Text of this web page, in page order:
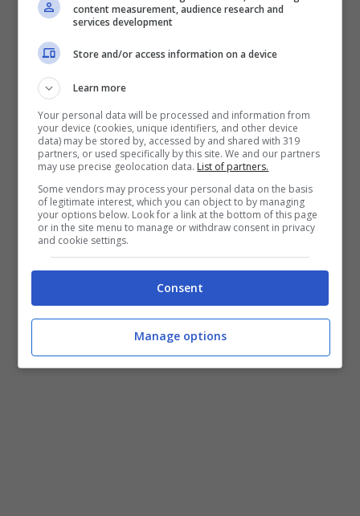
E’ noto cheRoma,MilaneJuventussiano
alla ricerca di un nuovo allenatore a cui
quotazioni. Ma a quanto pare potrebbero non
essere le sole realtà a cercare un tecnico. In
tal senso, stando a quanto raccontato da
Fiorentina
starebbe continuando a
riflettere, nonostante gli ultimi risultati
incoraggianti, in maniera approfondita sulla
posizione diRaffaele Palladino. E nel caso
in cui a fine anno si dovesse procedere con
l’esonero, allora attenzione alla candidatura
Maurizio Sarri.
content measurement, audience research and
services development
Store and/or access information on a device
Learn more
Your personal data will be processed and information from
your device (cookies, unique identifiers, and other device
data) may be stored by, accessed by and shared with 319
partners, or used specifically by this site. We and our partners
may use precise geolocation data. List of partners.
Some vendors may process your personal data on the basis
of legitimate interest, which you can object to by managing
your options below. Look for a link at the bottom of this page
or in the site menu to manage or withdraw consent in privacy
and cookie settings.
Consent
Manage options